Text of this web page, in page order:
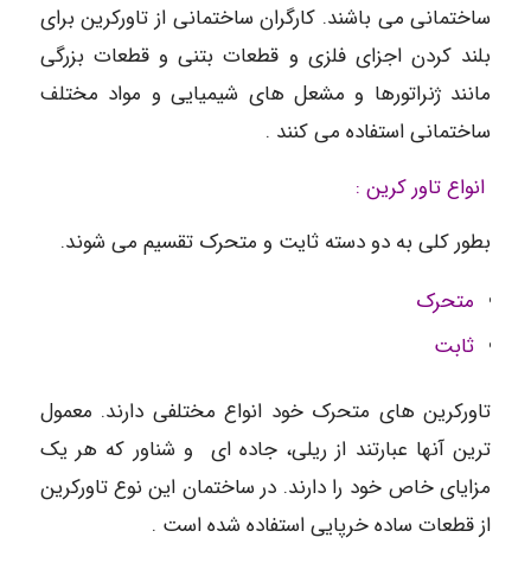
ساختمانی می باشند. کارگران ساختمانی از تاورکرین برای
بلند کردن اجزای فلزی و قطعات بتنی و قطعات بزرگی
مانند ژنراتورها و مشعل های شیمیایی و مواد مختلف
ساختمانی استفاده می کنند .
انواع تاور کرین :
بطور کلی به دو دسته ثایت و متحرک تقسیم می شوند.
متحرک
ثابت
تاورکرین های متحرک خود انواع مختلفی دارند. معمول
ترین آنها عبارتند از ریلی، جاده ای و شناور که هر یک
مزایای خاص خود را دارند. در ساختمان این نوع تاورکرین
از قطعات ساده خرپایی استفاده شده است .